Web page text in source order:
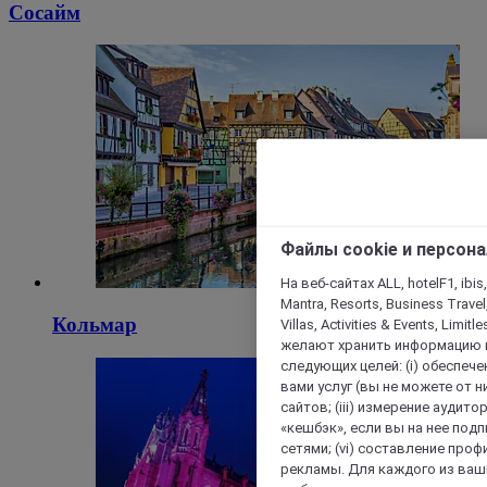
Сосайм
Кольмар
Файлы cookie и
На веб-сайтах ALL, hotelF1,
Mantra, Resorts, Business
Villas, Activities & Events,
желают хранить информацию
следующих целей: (i)
вами услуг (вы не можете от
сайтов; (iii) измерение
«кешбэк», если вы на нее
сетями; (vi) составление
рекламы. Для каждого из